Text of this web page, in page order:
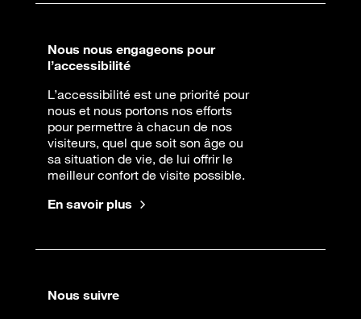
Nous nous engageons pour
l’accessibilité
L’accessibilité est une priorité pour
nous et nous portons nos efforts
pour permettre à chacun de nos
visiteurs, quel que soit son âge ou
sa situation de vie, de lui offrir le
meilleur confort de visite possible.
En savoir plus
Nous suivre